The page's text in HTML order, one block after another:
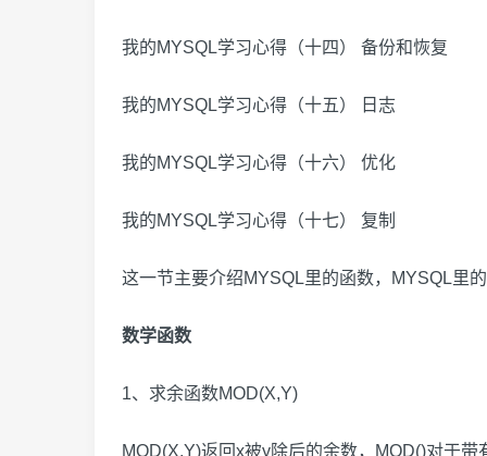
我的MYSQL学习心得（十四） 备份和恢复
我的MYSQL学习心得（十五） 日志
我的MYSQL学习心得（十六） 优化
我的MYSQL学习心得（十七） 复制
这一节主要介绍MYSQL里的函数，MYSQL里
数学函数
1、求余函数MOD(X,Y)
MOD(X,Y)返回x被y除后的余数，MOD()对于